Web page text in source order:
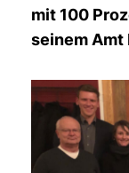
mit 100
seinem